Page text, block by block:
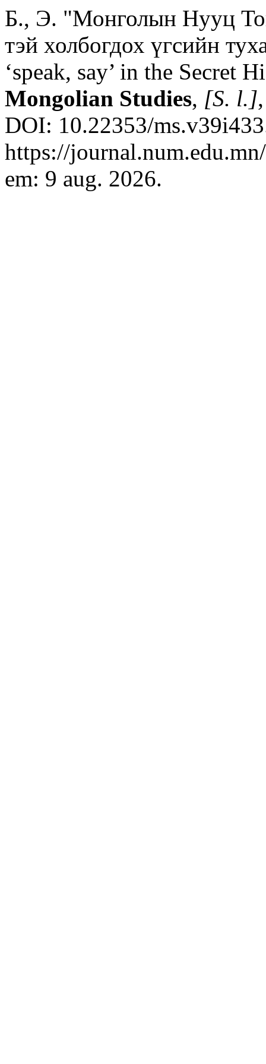
Б., Э. "Монголын Нууц
тэй холбогдох үгсийн
‘speak, say’ in the Secret
Mongolian Studies, [S. l.]
DOI: 10.22353/
https://
em: 9 aug. 2026.